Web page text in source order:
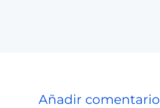
Añadir comentario